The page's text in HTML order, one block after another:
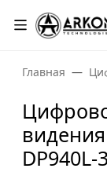
Главная